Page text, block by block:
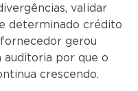
validar
determinado crédito
gerou
auditoria por que o
crescendo.